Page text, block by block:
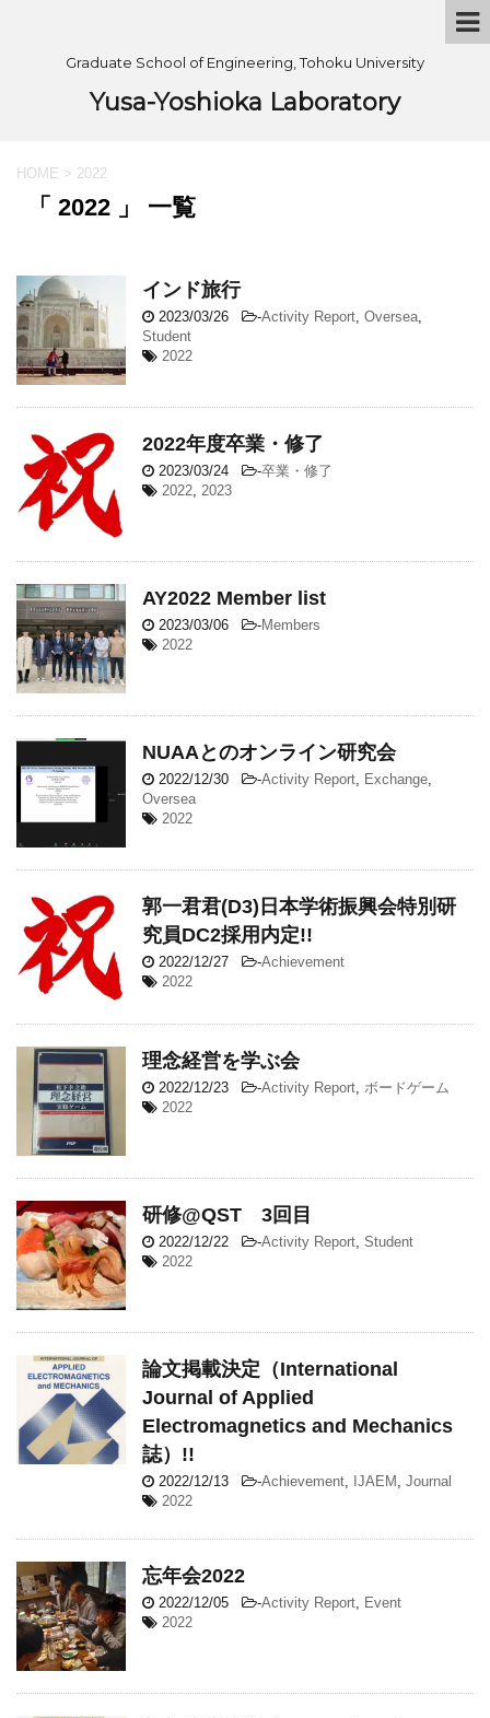
Graduate School of Engineering, Tohoku University
Yusa-Yoshioka Laboratory
HOME > 2022
「 2022 」 一覧
インド旅行
2023/03/26 -Activity Report, Oversea,
Student
2022
2022年度卒業・修了
2023/03/24 -卒業・修了
2022, 2023
AY2022 Member list
2023/03/06 -Members
2022
NUAAとのオンライン研究会
2022/12/30 -Activity Report, Exchange,
Oversea
2022
郭一君君(D3)日本学術振興会特別研
究員DC2採用内定!!
2022/12/27 -Achievement
2022
理念経営を学ぶ会
2022/12/23 -Activity Report, ボードゲーム
2022
研修@QST 3回目
2022/12/22 -Activity Report, Student
2022
論文掲載決定（International
Journal of Applied
Electromagnetics and Mechanics
誌）!!
2022/12/13 -Achievement, IJAEM , Journal
2022
忘年会2022
2022/12/05 -Activity Report, Event
2022